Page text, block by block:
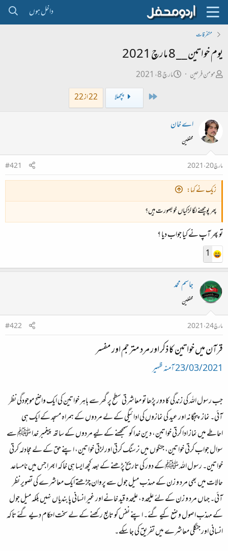
داخل ہوں
متفرقات
یوم خواتین __ 8 مارچ 2021
ص
ب
ل
ڑ
ی
مومن فرحین
ت
خ
ا
ء
مارچ 8، 2021
First
پچھلا 22 از 22
اے خان
محفلین
مارچ 20، 2021
#421
زیک نے کہا:
پھر پوچھنے لگا لڑکیاں خوبصورت ہیں؟
تو پھر آپ نے کیا جواب دیا ؟
1
جاسم محمد
محفلین
مارچ 24، 2021
#422
قرآن میں خواتین کا ذکر اور مرد مترجم اور مفسر
23/03/2021آمنہ ظہیر
جب رسول اللہ کی زندگی کا دور پڑھا تو معاشرتی سطح پر گھر سے باہر خواتین کی ایک واضح موجودگی نظر
آئی۔ نماز پنجگانہ اور عید کی نمازوں کی ادائیگی کے لے مردوں کے ہمراہ مسجد کے ایک ہی
احاطے میں نماز ادا کرتی خواتین، دین خدا کو سمجھنے کے لیے مردوں کے ساتھ پیغمبر خدا ﷺ سے
سوال جواب کرتی خواتین، جنگوں میں نرسنگ کرتی اور لڑتی خواتین، اپنے حق کے لے مجادلہ کرتی
خواتین۔ رسول اللہ ﷺ کے دور کی تاریخ پڑھنے کے بعد کچھ ایسا ہی خاکہ ابھرا جس میں نامساعد
حالات میں بھی مرد و زن کے مہذب میل جول سے پروان چڑھتے ایک معاشرے کی تصویر نظر
آئی۔ جہاں مرد و زن کے لئے علیحدہ، علیحدہ قید خانے اور غیر انسانی پابندیاں نہیں بلکہ میل جول
کے مہذب اصول وضع کیے گئے۔ اپنے نفس کو تابع رکھنے کے لے سخت احکام دیے گئے تاکہ
انسانی اور جنگلی معاشرے میں تفریق کی جا سکے۔